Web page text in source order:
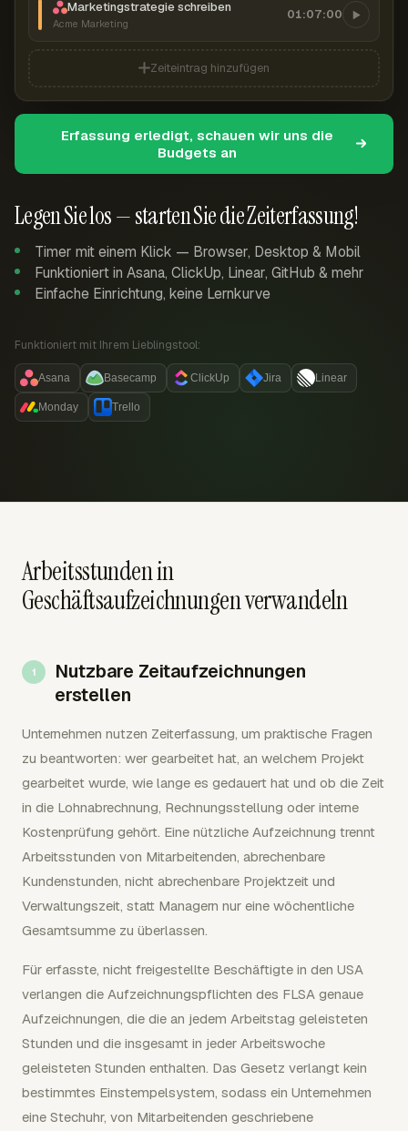
Legen Sie los — starten Sie die Zeiterfassung!
Timer mit einem Klick — Browser, Desktop & Mobil
Funktioniert in Asana, ClickUp, Linear, GitHub & mehr
Einfache Einrichtung, keine Lernkurve
Funktioniert mit Ihrem Lieblingstool:
Asana Basecamp ClickUp Jira Linear
Monday Trello
Marketingstrategie schreiben
Acme Marketing
01:07:00
Zeiteintrag hinzufügen
Erfassung erledigt, schauen wir uns die
Budgets an
Arbeitsstunden in
Geschäftsaufzeichnungen verwandeln
Nutzbare Zeitaufzeichnungen
erstellen
Unternehmen nutzen Zeiterfassung, um praktische Fragen
zu beantworten: wer gearbeitet hat, an welchem Projekt
gearbeitet wurde, wie lange es gedauert hat und ob die Zeit
in die Lohnabrechnung, Rechnungsstellung oder interne
Kostenprüfung gehört. Eine nützliche Aufzeichnung trennt
Arbeitsstunden von Mitarbeitenden, abrechenbare
Kundenstunden, nicht abrechenbare Projektzeit und
Verwaltungszeit, statt Managern nur eine wöchentliche
Gesamtsumme zu überlassen.
Für erfasste, nicht freigestellte Beschäftigte in den USA
verlangen die Aufzeichnungspflichten des FLSA genaue
Aufzeichnungen, die die an jedem Arbeitstag geleisteten
Stunden und die insgesamt in jeder Arbeitswoche
geleisteten Stunden enthalten. Das Gesetz verlangt kein
bestimmtes Einstempelsystem, sodass ein Unternehmen
eine Stechuhr, von Mitarbeitenden geschriebene